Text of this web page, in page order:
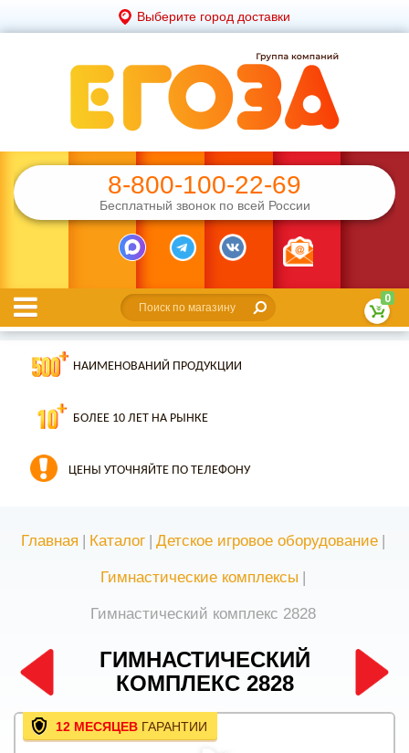
Выберите город доставки
8-800-100-22-69
Бесплатный звонок по всей России
0
НАИМЕНОВАНИЙ ПРОДУКЦИИ
БОЛЕЕ 10 ЛЕТ НА РЫНКЕ
ЦЕНЫ УТОЧНЯЙТЕ ПО ТЕЛЕФОНУ
Главная | Каталог | Детское игровое оборудование |
Гимнастические комплексы |
Гимнастический комплекс 2828
ГИМНАСТИЧЕСКИЙ
КОМПЛЕКС 2828
12 МЕСЯЦЕВ ГАРАНТИИ